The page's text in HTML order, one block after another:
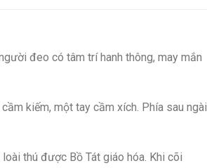
đeo có tâm trí hanh thông, may mắn
kiếm, một tay cầm xích. Phía sau ngài
thú được Bồ Tát giáo hóa. Khi cõi